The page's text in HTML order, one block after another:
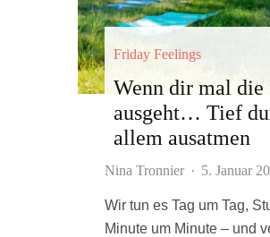
Friday Feelings
Wenn dir mal die
ausgeht… Tief
allem ausatmen
Nina Tronnier · 5. Januar
Wir tun es Tag um Tag,
Minute um Minute – und